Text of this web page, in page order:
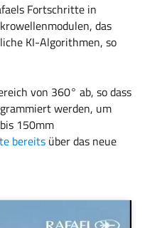
Fortschritte in
das
KI-Algorithmen, so
von 360° ab, so dass
werden, um
150mm
bereits über das neue